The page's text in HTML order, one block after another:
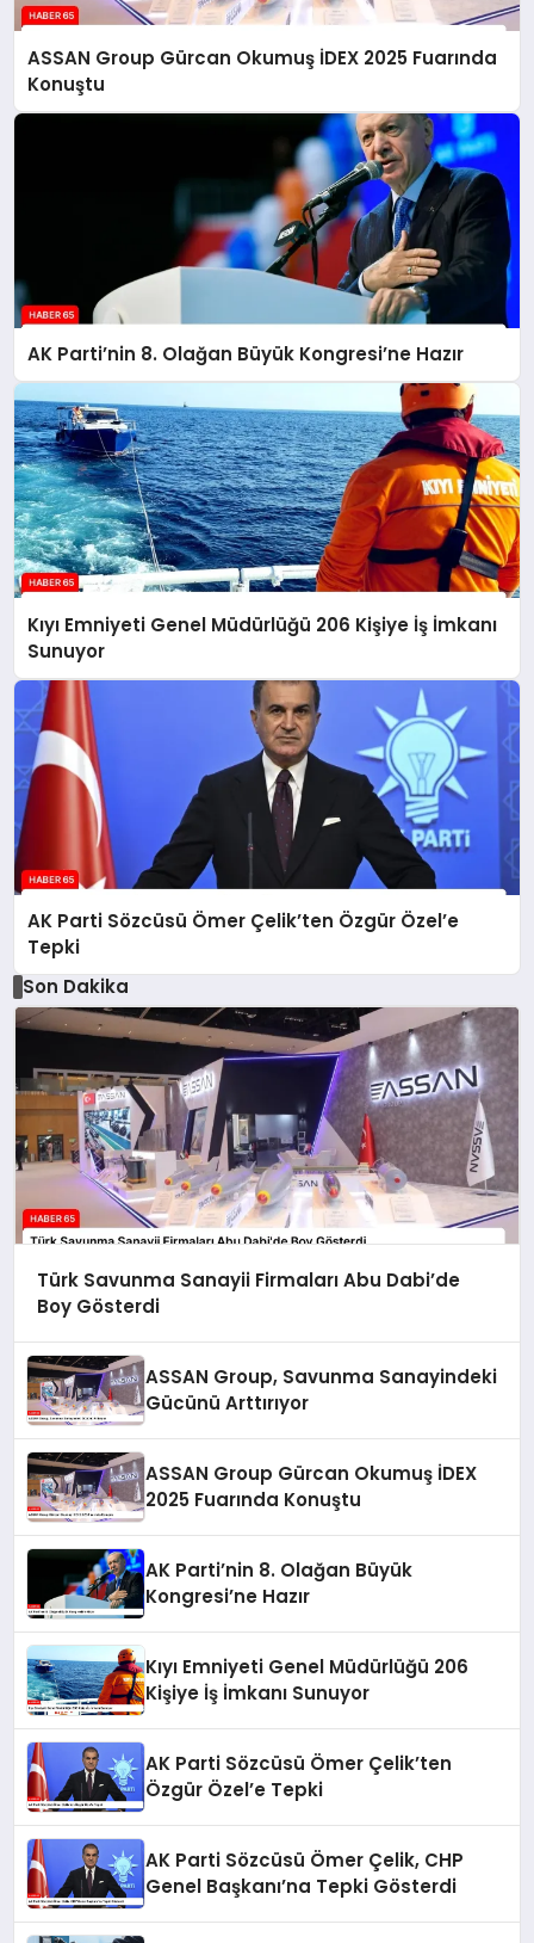
ASSAN Group Gürcan Okumuş İDEX 2025 Fuarında
Konuştu
AK Parti’nin 8. Olağan Büyük Kongresi’ne Hazır
Kıyı Emniyeti Genel Müdürlüğü 206 Kişiye İş İmkanı
Sunuyor
AK Parti Sözcüsü Ömer Çelik’ten Özgür Özel’e
Tepki
Son Dakika
Türk Savunma Sanayii Firmaları Abu Dabi’de
Boy Gösterdi
ASSAN Group, Savunma Sanayindeki
Gücünü Arttırıyor
ASSAN Group Gürcan Okumuş İDEX
2025 Fuarında Konuştu
AK Parti’nin 8. Olağan Büyük
Kongresi’ne Hazır
Kıyı Emniyeti Genel Müdürlüğü 206
Kişiye İş İmkanı Sunuyor
AK Parti Sözcüsü Ömer Çelik’ten
Özgür Özel’e Tepki
AK Parti Sözcüsü Ömer Çelik, CHP
Genel Başkanı’na Tepki Gösterdi